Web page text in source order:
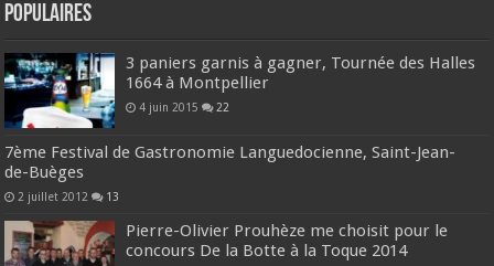
Populaires
3 paniers garnis à gagner, Tournée des Halles
1664 à Montpellier
4 juin 2015 22
7ème Festival de Gastronomie Languedocienne, Saint-Jean-
de-Buèges
2 juillet 2012 13
Pierre-Olivier Prouhèze me choisit pour le
concours De la Botte à la Toque 2014